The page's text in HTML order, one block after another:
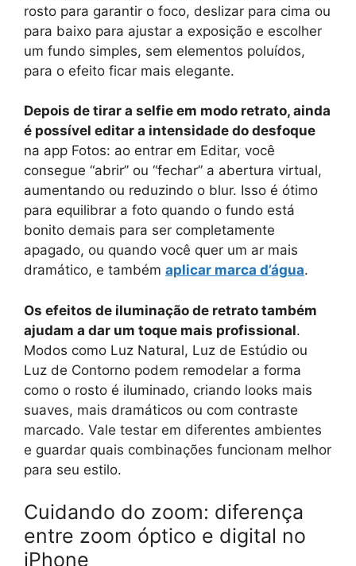
rosto para garantir o foco, deslizar para cima ou
para baixo para ajustar a exposição e escolher
um fundo simples, sem elementos poluídos,
para o efeito ficar mais elegante.
Depois de tirar a selfie em modo retrato, ainda
é possível editar a intensidade do desfoque
na app Fotos: ao entrar em Editar, você
consegue “abrir” ou “fechar” a abertura virtual,
aumentando ou reduzindo o blur. Isso é ótimo
para equilibrar a foto quando o fundo está
bonito demais para ser completamente
apagado, ou quando você quer um ar mais
dramático, e também aplicar marca d’água.
Os efeitos de iluminação de retrato também
ajudam a dar um toque mais profissional.
Modos como Luz Natural, Luz de Estúdio ou
Luz de Contorno podem remodelar a forma
como o rosto é iluminado, criando looks mais
suaves, mais dramáticos ou com contraste
marcado. Vale testar em diferentes ambientes
e guardar quais combinações funcionam melhor
para seu estilo.
Cuidando do zoom: diferença
entre zoom óptico e digital no
iPhone